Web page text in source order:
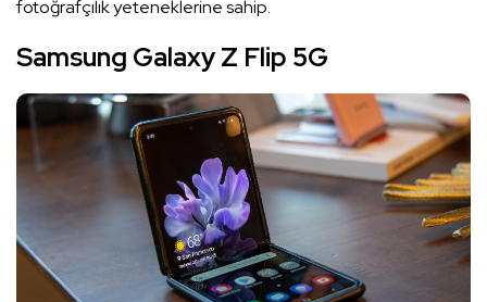
fotoğrafçılık yeteneklerine sahip.
Samsung Galaxy Z Flip 5G